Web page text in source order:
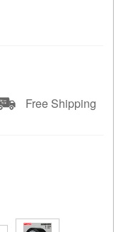
Free Shipping